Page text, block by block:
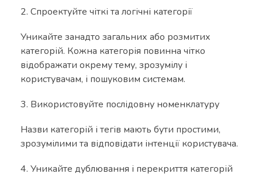
Спроектуйте чіткі та логічні категорії
Уникайте занадто загальних або розмитих
категорій. Кожна категорія повинна чітко
відображати окрему тему, зрозумілу і
користувачам, і пошуковим системам.
Використовуйте послідовну номенклатуру
Назви категорій і тегів мають бути простими,
зрозумілими та відповідати інтенції користувача.
Уникайте дублювання і перекриття категорій